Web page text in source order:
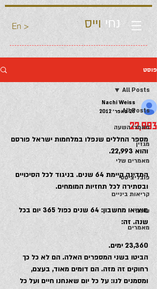
En > נחי וייס
פוסט
All Posts
מאמרי השעה
מגזין
מאמרים שלי
פובליציסטי
קריאות ביניים
שירה
מאמרים
All Posts
22,993
Nachi Weiss
26 באפר׳ 2012
מספר החללים שנפלו במלחמות ישראל פורסם
והוא 22,993.
המדינה קיימת 64 שנים. בניגוד לכל הסיכויים
ובסתירה לכל תחזיות המומחים.
תוציאו מחשבון: 64 שנים כפול 365 יום בכל
שנה. זה:
23,360 ימים.
הביטו בשני המספרים האלה. הם לא כל כך
רחוקים זה מזה. הם דומים מאוד, בעצם,
ומסמנים לנו: על כל יום שאנחנו חיים ועל כל